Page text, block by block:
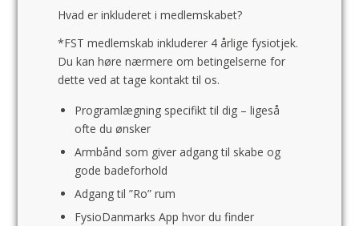
Hvad er inkluderet i medlemskabet?
*FST medlemskab inkluderer 4 årlige fysiotjek.
Du kan høre nærmere om betingelserne for
dette ved at tage kontakt til os.
Programlægning specifikt til dig – ligeså
ofte du ønsker
Armbånd som giver adgang til skabe og
gode badeforhold
Adgang til ”Ro” rum
FysioDanmarks App hvor du finder